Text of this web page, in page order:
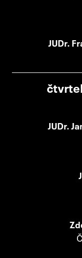
JUDr.
JUDr.